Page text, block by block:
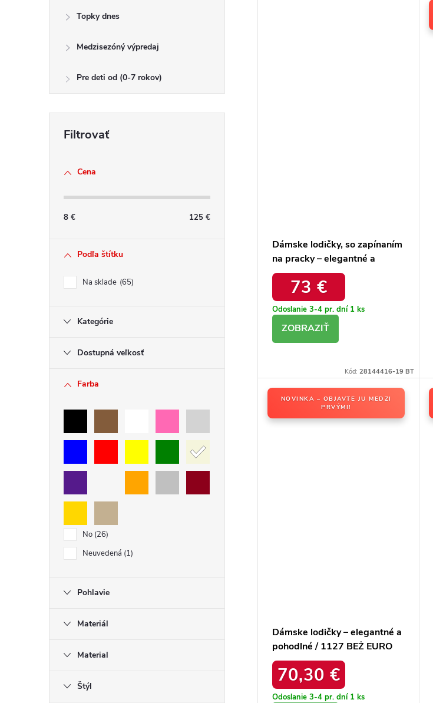
Topky dnes
Medzisezóný výpredaj
Pre deti od (0-7 rokov)
Cena
8 € 125 €
Podľa štítku
Na sklade 65
Kategórie
Dostupná veľkosť
Farba
No 26
Neuvedená 1
Pohlavie
Materiál
Material
Štýl
Dámske lodičky, so zapínaním
na pracky – elegantné a
pohodlné / 823 BEŻ ZAMSZ
73 €
Odoslanie 3-4 pr. dní 1 ks
Kód:28144416-19 BT
NOVINKA – OBJAVTE JU MEDZI
PRVÝMI!
Dámske lodičky – elegantné a
pohodlné / 1127 BEŻ EURO
50
70,30 €
Odoslanie 3-4 pr. dní 1 ks